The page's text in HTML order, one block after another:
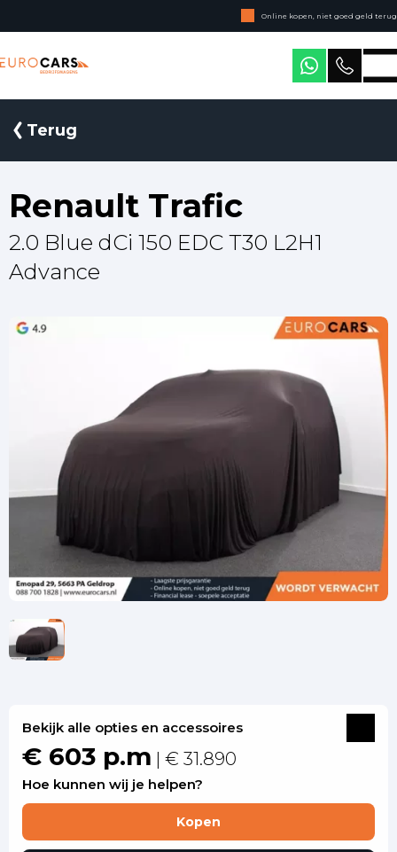
Online kopen, niet goed geld terug
Geen jaarcijfers nodig
Terug
Renault Trafic
2.0 Blue dCi 150 EDC T30 L2H1
Advance
Bekijk alle opties en accessoires
€ 603 p.m | € 31.890
Hoe kunnen wij je helpen?
Kopen